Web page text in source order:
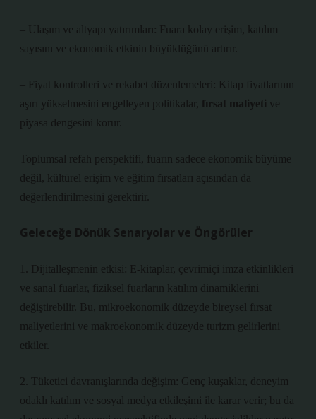
– Ulaşım ve altyapı yatırımları: Fuara kolay erişim, katılım
sayısını ve ekonomik etkinin büyüklüğünü artırır.
– Fiyat kontrolleri ve rekabet düzenlemeleri: Kitap fiyatlarının
aşırı yükselmesini engelleyen politikalar, fırsat maliyeti ve
piyasa dengesini korur.
Toplumsal refah perspektifi, fuarın sadece ekonomik büyüme
değil, kültürel erişim ve eğitim fırsatları açısından da
değerlendirilmesini gerektirir.
Geleceğe Dönük Senaryolar ve Öngörüler
1. Dijitalleşmenin etkisi: E-kitaplar, çevrimiçi imza etkinlikleri
ve sanal fuarlar, fiziksel fuarların katılım dinamiklerini
değiştirebilir. Bu, mikroekonomik düzeyde bireysel fırsat
maliyetlerini ve makroekonomik düzeyde turizm gelirlerini
etkiler.
2. Tüketici davranışlarında değişim: Genç kuşaklar, deneyim
odaklı katılım ve sosyal medya etkileşimi ile karar verir; bu da